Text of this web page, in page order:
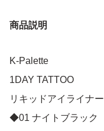
商品説明
K-Palette
1DAY TATTOO
リキッドアイライナー
◆01 ナイトブラック